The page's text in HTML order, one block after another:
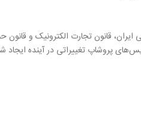
قانون تجارت الکترونیک و
پروشاپ تغییراتی در آینده